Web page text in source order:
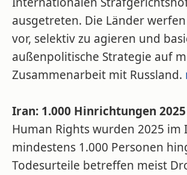
ausgetreten. Die Länder
vor, selektiv zu agieren und
außenpolitische Strategie auf
Zusammenarbeit mit Russland.
Iran: 1.000 Hinrichtungen 2025
Human Rights wurden 2025 im
mindestens 1.000 Personen
Todesurteile betreffen meist